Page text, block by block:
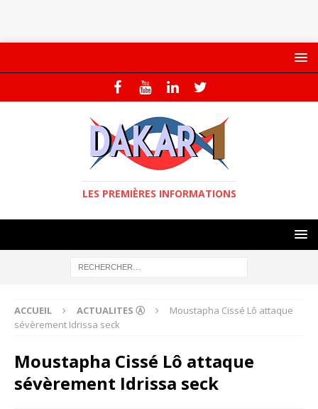
LES PREMIÈRES INFORMATIONS
ACCUEIL ACTUALITES Ⓐ
Moustapha Cissé Lô attaque
sévèrement Idrissa seck
Moustapha Cissé Lô attaque
sévèrement Idrissa seck